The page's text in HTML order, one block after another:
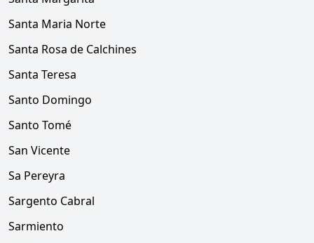
Santa Maria Norte
Santa Rosa de Calchines
Santa Teresa
Santo Domingo
Santo Tomé
San Vicente
Sa Pereyra
Sargento Cabral
Sarmiento